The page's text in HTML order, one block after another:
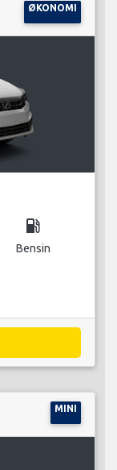
ØKONOMI
local_gas_station
Bensin
MINI